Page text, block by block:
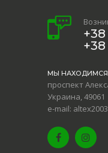
+38
МЫ НАХОДИМСЯ
проспект
Украина, 49061
e-mail: